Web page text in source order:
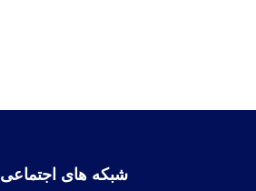
شبکه های اجتماعی